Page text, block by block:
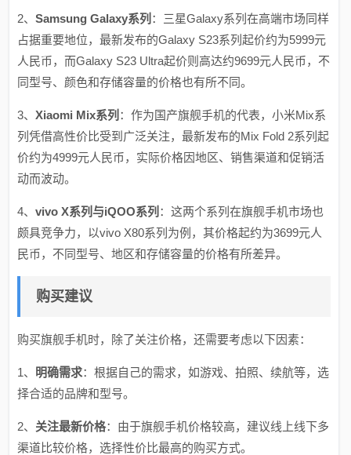
2、Samsung Galaxy系列 ：三星Galaxy系列在高端市场同样
占据重要地位，最新发布的Galaxy S23系列起价约为5999元
人民币，而Galaxy S23 Ultra起价则高达约9699元人民币，不
同型号、颜色和存储容量的价格也有所不同。
3、Xiaomi Mix系列 ：作为国产旗舰手机的代表，小米Mix系
列凭借高性价比受到广泛关注，最新发布的Mix Fold 2系列起
价约为4999元人民币，实际价格因地区、销售渠道和促销活
动而波动。
4、vivo X系列与iQOO系列 ：这两个系列在旗舰手机市场也
颇具竞争力，以vivo X80系列为例，其价格起约为3699元人
民币，不同型号、地区和存储容量的价格有所差异。
购买建议
购买旗舰手机时，除了关注价格，还需要考虑以下因素：
1、 明确需求：根据自己的需求，如游戏、拍照、续航等，选
择合适的品牌和型号。
2、 关注最新价格：由于旗舰手机价格较高，建议线上线下多
渠道比较价格，选择性价比最高的购买方式。